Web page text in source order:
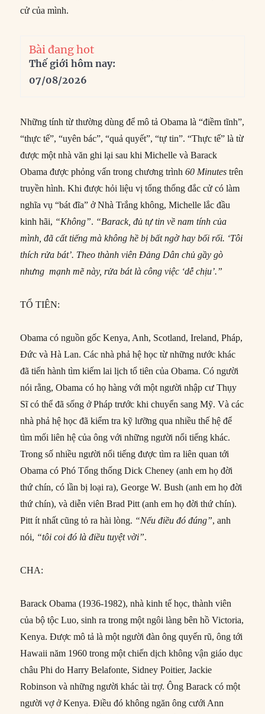
cử của mình.
Bài đang hot
Thế giới hôm nay:
07/08/2026
Những tính từ thường dùng để mô tả Obama là “điềm tĩnh”,
“thực tế”, “uyên bác”, “quả quyết”, “tự tin”. “Thực tế” là từ
được một nhà văn ghi lại sau khi Michelle và Barack
Obama được phỏng vấn trong chương trình60 Minutestrên
truyền hình. Khi được hỏi liệu vị tổng thống đắc cử có làm
nghĩa vụ “bát đĩa” ở Nhà Trắng không, Michelle lắc đầu
kinh hãi, “Không”. “Barack, đủ tự tin về nam tính của
mình, đã cất tiếng mà không hề bị bất ngờ hay bối rối. ‘Tôi
thích rửa bát’. Theo thành viên Đảng Dân chủ gầy gò
nhưng mạnh mẽ này, rửa bát là công việc ‘dễ chịu’.”
TỔ TIÊN:
Obama có nguồn gốc Kenya, Anh, Scotland, Ireland, Pháp,
Đức và Hà Lan. Các nhà phả hệ học từ những nước khác
đã tiến hành tìm kiếm lai lịch tổ tiên của Obama. Có người
nói rằng, Obama có họ hàng với một người nhập cư Thụy
Sĩ có thể đã sống ở Pháp trước khi chuyển sang Mỹ. Và các
nhà phả hệ học đã kiểm tra kỹ lưỡng qua nhiều thế hệ để
tìm mối liên hệ của ông với những người nổi tiếng khác.
Trong số nhiều người nổi tiếng được tìm ra liên quan tới
Obama có Phó Tổng thống Dick Cheney (anh em họ đời
thứ chín, có lần bị loại ra), George W. Bush (anh em họ đời
thứ chín), và diễn viên Brad Pitt (anh em họ đời thứ chín).
Pitt ít nhất cũng tỏ ra hài lòng. “Nếu điều đóđúng”, anh
nói, “tôi coi đó là điều tuyệt vời”.
CHA:
Barack Obama (1936-1982), nhà kinh tế học, thành viên
của bộ tộc Luo, sinh ra trong một ngôi làng bên hồ Victoria,
Kenya. Được mô tả là một người đàn ông quyến rũ, ông tới
Hawaii năm 1960 trong một chiến dịch không vận giáo dục
châu Phi do Harry Belafonte, Sidney Poitier, Jackie
Robinson và những người khác tài trợ. Ông Barack có một
người vợ ở Kenya. Điều đó không ngăn ông cưới Ann